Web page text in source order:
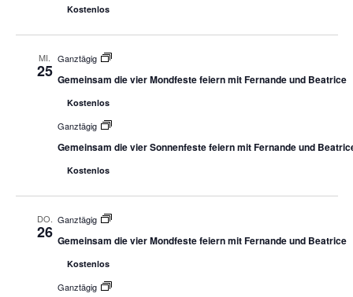
Kostenlos
MI.
25
Ganztägig
Gemeinsam die vier Mondfeste feiern mit Fernande und Beatrice
Kostenlos
Ganztägig
Gemeinsam die vier Sonnenfeste feiern mit Fernande und
Kostenlos
DO.
26
Ganztägig
Gemeinsam die vier Mondfeste feiern mit Fernande und Beatrice
Kostenlos
Ganztägig